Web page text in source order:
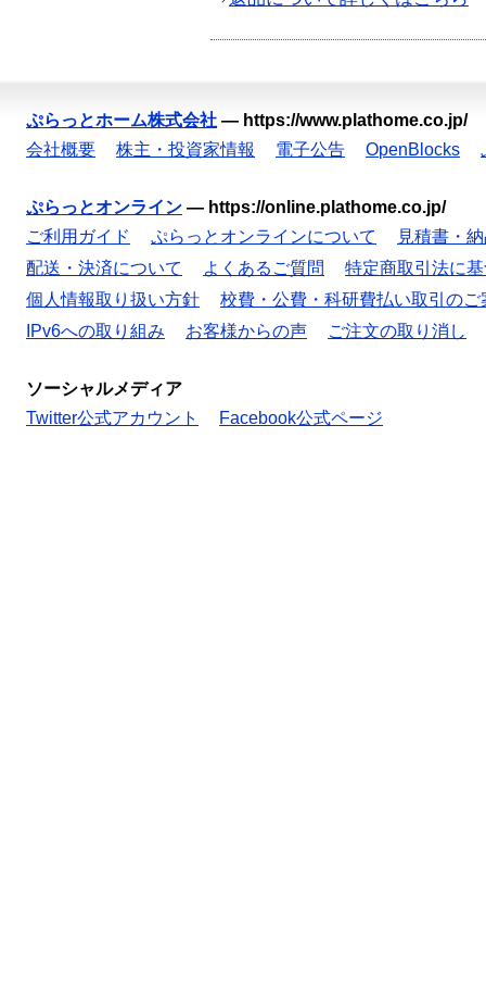
ぷらっとホーム株式会社 — https://www.plathome.co.jp/
会社概要
株主・投資家情報 電子公告 OpenBlocks
ぷらっとオンライン — https://online.plathome.co.jp/
ご利用ガイド
ぷらっとオンラインについて
見積書・
配送・決済について
よくあるご質問
特定商取引法に
個人情報取り扱い方針
校費・公費・科研費払い取引のご
IPv6への取り組み
お客様からの声 ご注文の取り消し
ソーシャルメディア
Twitter公式アカウント
Facebook公式ページ